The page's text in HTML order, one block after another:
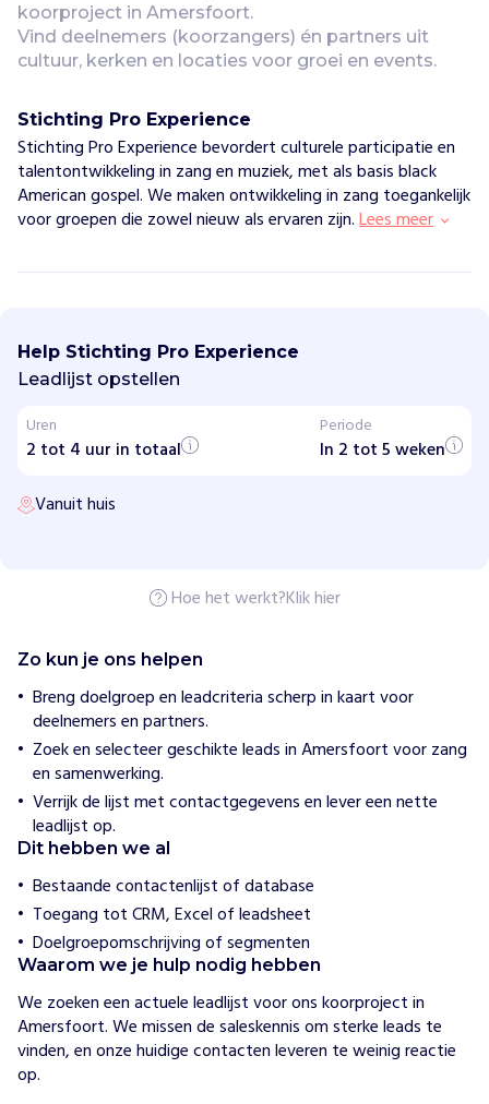
koorproject in Amersfoort.
Vind deelnemers (koorzangers) én partners uit
cultuur, kerken en locaties voor groei en events.
Stichting Pro Experience
Stichting Pro Experience bevordert culturele participatie en
talentontwikkeling in zang en muziek, met als basis black
American gospel. We maken ontwikkeling in zang toegankelijk
voor groepen die zowel nieuw als ervaren zijn.Lees meer
c
h
t
n
g
o
c
e
H
o
e
w
i
j
h
l
p
e
n
S
t
i
c
h
Help Stichting Pro Experience
Leadlijst opstellen
Uren
2 tot 4 uur in totaal
Periode
In 2 tot 5 weken
Vanuit huis
Hoe het werkt?Klik hier
Zo kun je ons helpen
Breng doelgroep en leadcriteria scherp in kaart voor
deelnemers en partners.
Zoek en selecteer geschikte leads in Amersfoort voor zang
en samenwerking.
Verrijk de lijst met contactgegevens en lever een nette
leadlijst op.
Dit hebben we al
Bestaande contactenlijst of database
Toegang tot CRM, Excel of leadsheet
Doelgroepomschrijving of segmenten
Waarom we je hulp nodig hebben
We zoeken een actuele leadlijst voor ons koorproject in
Amersfoort. We missen de saleskennis om sterke leads te
vinden, en onze huidige contacten leveren te weinig reactie
op.